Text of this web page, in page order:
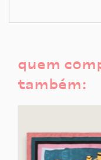
quem
também: